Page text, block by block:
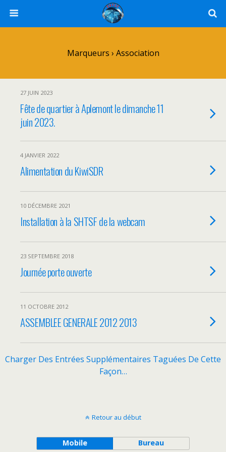
Marqueurs › Association
27 JUIN 2023
Fête de quartier à Aplemont le dimanche 11
juin 2023.
4 JANVIER 2022
Alimentation du KiwiSDR
10 DÉCEMBRE 2021
Installation à la SHTSF de la webcam
23 SEPTEMBRE 2018
Journée porte ouverte
11 OCTOBRE 2012
ASSEMBLEE GENERALE 2012 2013
Charger Des Entrées Supplémentaires Taguées De Cette
Façon…
Retour au début
Mobile Bureau